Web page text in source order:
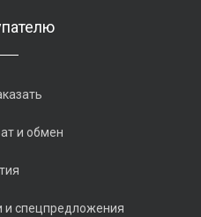
и обмен
и спецпредложения